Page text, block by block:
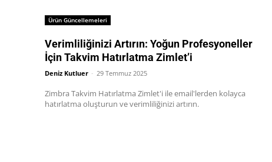
Ürün Güncellemeleri
Verimliliğinizi Artırın: Yoğun Profesyoneller
İçin Takvim Hatırlatma Zimlet’i
Deniz Kutluer - 29 Temmuz 2025
Zimbra Takvim Hatırlatma Zimlet'i ile email'lerden kolayca
hatırlatma oluşturun ve verimliliğinizi artırın.